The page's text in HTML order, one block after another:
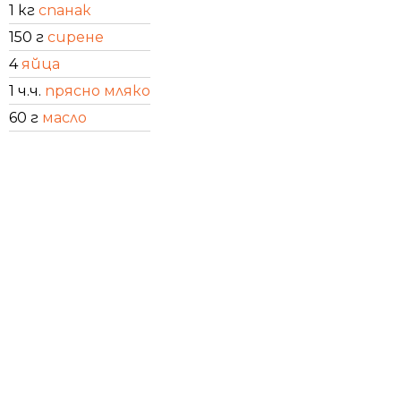
1 кг спанак
150 г сирене
4 яйца
1 ч.ч. прясно мляко
60 г масло